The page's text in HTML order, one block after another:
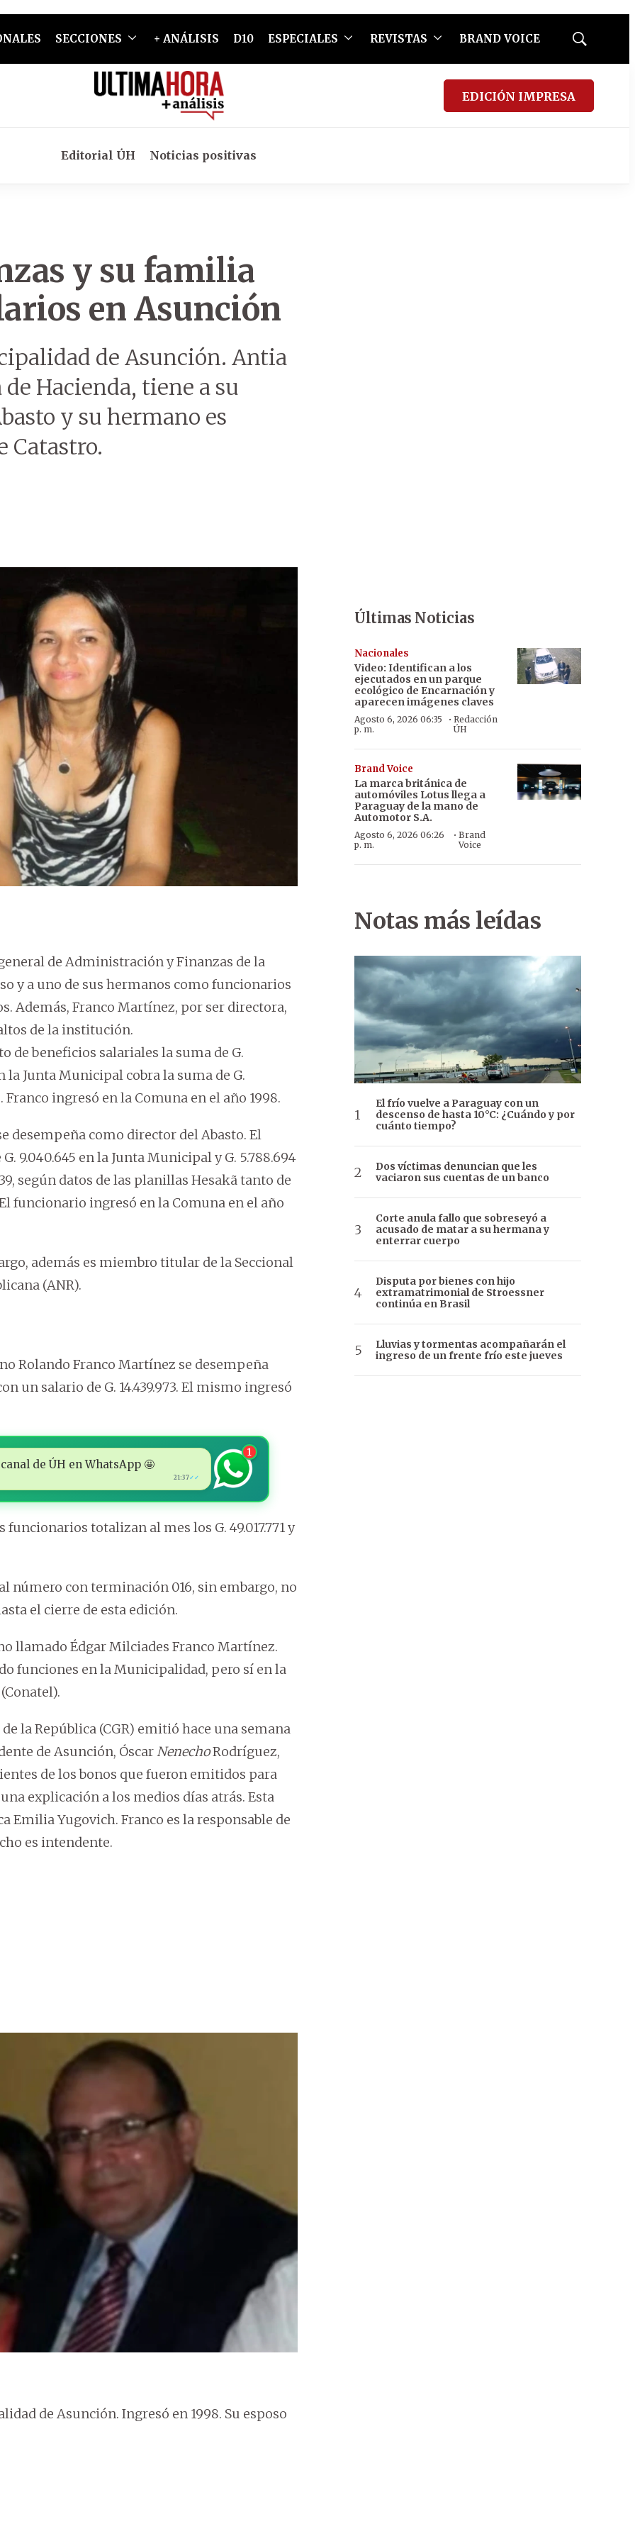
SECCIONES + ANÁLISIS D10 ESPECIALES REVISTAS BRAND VOICE
Mostrar
EDICIÓN IMPRESA
Editorial ÚH Noticias positivas
y su familia
en Asunción
de Asunción. Antia
Hacienda, tiene a su
y su hermano es
Catastro.
de Administración y Finanzas de la
y a uno de sus hermanos como funcionarios
Además, Franco Martínez, por ser directora,
de la institución.
de beneficios salariales la suma de G.
la Junta Municipal cobra la suma de G.
Franco ingresó en la Comuna en el año 1998.
desempeña como director del Abasto. El
9.040.645 en la Junta Municipal y G. 5.788.694
según datos de las planillas Hesakã tanto de
funcionario ingresó en la Comuna en el año
además es miembro titular de la Seccional
(ANR).
Rolando Franco Martínez se desempeña
un salario de G. 14.439.973. El mismo ingresó
de ÚH en WhatsApp 🤩
21:37✓✓
1
totalizan al mes los G. 49.017.771 y
número con terminación 016, sin embargo, no
el cierre de esta edición.
llamado Édgar Milciades Franco Martínez.
funciones en la Municipalidad, pero sí en la
la República (CGR) emitió hace una semana
de Asunción, ÓscarNenechoRodríguez,
de los bonos que fueron emitidos para
explicación a los medios días atrás. Esta
Yugovich. Franco es la responsable de
es intendente.
de Asunción. Ingresó en 1998. Su esposo
Últimas Noticias
Nacionales
Video: Identifican a los
ejecutados en un parque
ecológico de Encarnación y
aparecen imágenes claves
Agosto 6, 2026 06:35
p. m.
· Redacción
ÚH
Brand Voice
La marca británica de
automóviles Lotus llega a
Paraguay de la mano de
Automotor S.A.
Agosto 6, 2026 06:26
p. m.
· Brand
Voice
Notas más leídas
El frío vuelve a Paraguay con un
descenso de hasta 10°C: ¿Cuándo y por
cuánto tiempo?
Dos víctimas denuncian que les
vaciaron sus cuentas de un banco
Corte anula fallo que sobreseyó a
acusado de matar a su hermana y
enterrar cuerpo
Disputa por bienes con hijo
extramatrimonial de Stroessner
continúa en Brasil
Lluvias y tormentas acompañarán el
ingreso de un frente frío este jueves